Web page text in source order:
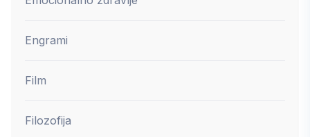
Engrami
Film
Filozofija